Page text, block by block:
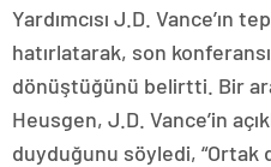
Yardımcısı J.D. Vance’ın
hatırlatarak, son
dönüştüğünü belirtti. Bir
Heusgen, J.D. Vance’in
duyduğunu söyledi, “Ortak